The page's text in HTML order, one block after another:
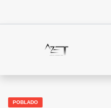
POBLADO